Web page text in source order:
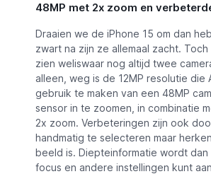
48MP met 2x zoom en
Draaien we de iPhone 15 om dan
zwart na zijn ze allemaal zacht.
zien weliswaar nog altijd twee
alleen, weg is de 12MP resolutie die
gebruik te maken van een 48MP
sensor in te zoomen, in combinatie
2x zoom. Verbeteringen zijn ook
handmatig te selecteren maar
beeld is. Diepteinformatie wordt
focus en andere instellingen kunt